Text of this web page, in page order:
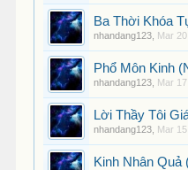
Ba Thời Khóa
nhandang123 Mar
Phổ Môn Kinh
nhandang123 Mar
Lời Thầy Tôi
nhandang123 Mar
Kinh Nhân Quả